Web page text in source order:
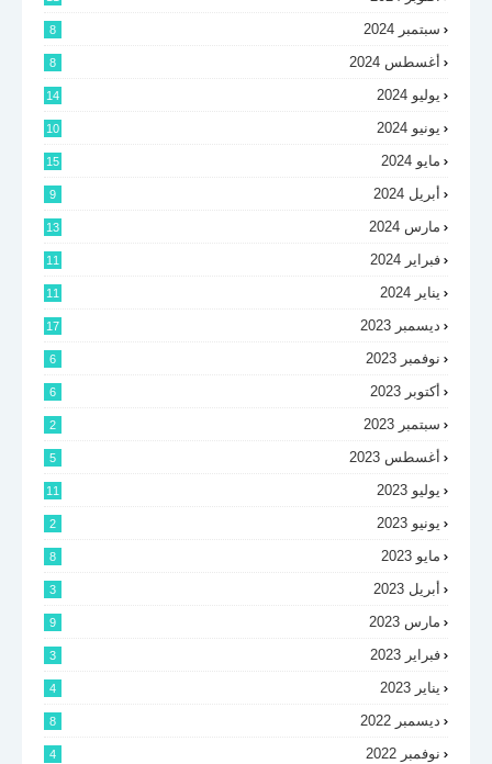
سبتمبر 2024 8
أغسطس 2024 8
يوليو 2024 14
يونيو 2024 10
مايو 2024 15
أبريل 2024 9
مارس 2024 13
فبراير 2024 11
يناير 2024 11
ديسمبر 2023 17
نوفمبر 2023 6
أكتوبر 2023 6
سبتمبر 2023 2
أغسطس 2023 5
يوليو 2023 11
يونيو 2023 2
مايو 2023 8
أبريل 2023 3
مارس 2023 9
فبراير 2023 3
يناير 2023 4
ديسمبر 2022 8
نوفمبر 2022 4